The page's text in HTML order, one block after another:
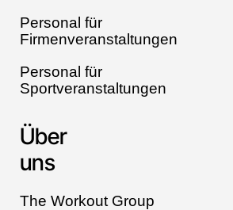
Personal für
Firmenveranstaltungen
Personal für
Sportveranstaltungen
Über
uns
The Workout Group